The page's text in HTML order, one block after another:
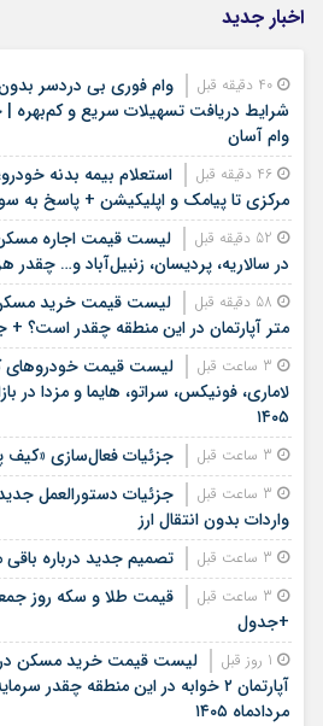
اخبار جدید
وام فوری بی دردسر
شرایط دریافت تسهیلات سریع و کم‌بهره
وام آسان
استعلام بیمه بدنه
مرکزی تا پیامک و اپلیکیشن + پاسخ به
لیست قیمت اجاره مسکن
در سالاریه، پردیسان، زنبیل‌آباد و… چقدر
لیست قیمت خرید
متر آپارتمان در این منطقه چقدر است؟ +
لیست قیمت خودروهای
لاماری، فونیکس، سراتو، هایما و مزدا در
۱۴۰۵
جزئیات فعال‌سازی «کیف
جزئیات دستورالعمل
واردات بدون انتقال ارز
تصمیم جدید درباره باقی
+جدول
لیست قیمت خرید مسکن در
آپارتمان ۲ خوابه در این منطقه چقدر
مردادماه ۱۴۰۵